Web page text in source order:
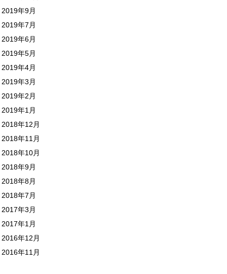
2019年9月
2019年7月
2019年6月
2019年5月
2019年4月
2019年3月
2019年2月
2019年1月
2018年12月
2018年11月
2018年10月
2018年9月
2018年8月
2018年7月
2017年3月
2017年1月
2016年12月
2016年11月